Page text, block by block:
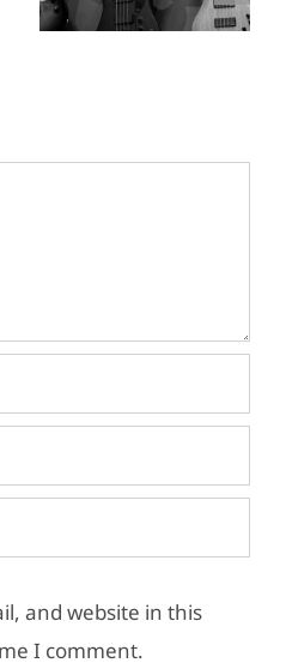
and website in this
I comment.